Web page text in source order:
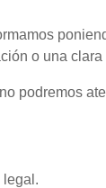
o una
podremos
legal.